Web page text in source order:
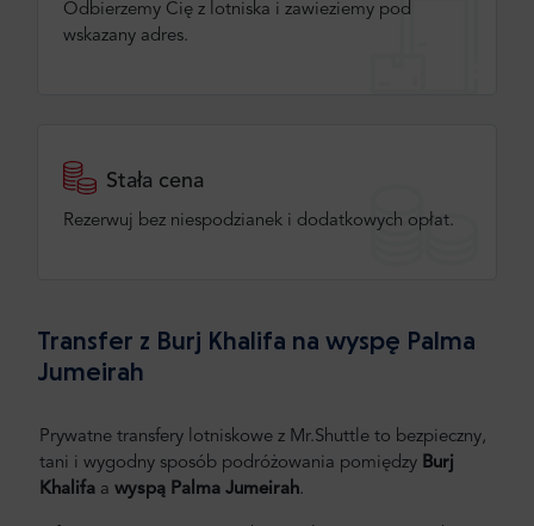
Odbierzemy Cię z lotniska i zawieziemy pod
wskazany adres.
Stała cena
Rezerwuj bez niespodzianek i dodatkowych opłat.
Transfer z Burj Khalifa na wyspę Palma
Jumeirah
Prywatne transfery lotniskowe z Mr.Shuttle to bezpieczny,
tani i wygodny sposób podróżowania pomiędzy Burj
Khalifa a wyspą Palma Jumeirah.